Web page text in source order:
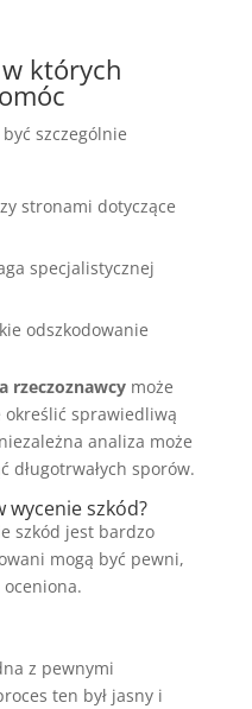
których
szczególnie
stronami dotyczące
specjalistycznej
odszkodowanie
rzeczoznawcymoże
określić sprawiedliwą
analiza może
długotrwałych sporów.
wycenie szkód?
szkód jest bardzo
mogą być pewni,
oceniona.
z pewnymi
ten był jasny i